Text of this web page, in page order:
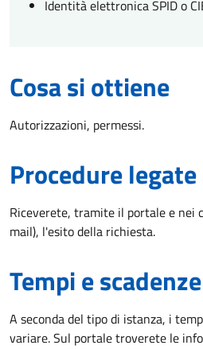
Identità elettronica SPID o
Cosa si ottiene
Autorizzazioni, permessi.
Procedure
Riceverete, tramite il portale e nei
mail), l'esito della richiesta.
Tempi e scadenze
A seconda del tipo di istanza, i
variare. Sul portale troverete le